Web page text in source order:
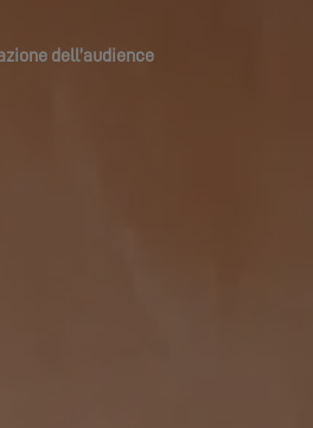
dell’audience